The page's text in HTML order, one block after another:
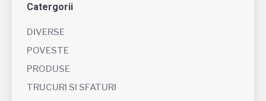
Catergorii
DIVERSE
POVESTE
PRODUSE
TRUCURI SI SFATURI